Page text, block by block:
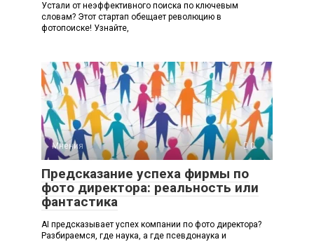
Устали от неэффективного поиска по ключевым
словам? Этот стартап обещает революцию в
фотопоиске! Узнайте,
Мнения 0
Предсказание успеха фирмы по
фото директора: реальность или
фантастика
AI предсказывает успех компании по фото директора?
Разбираемся, где наука, а где псевдонаука и